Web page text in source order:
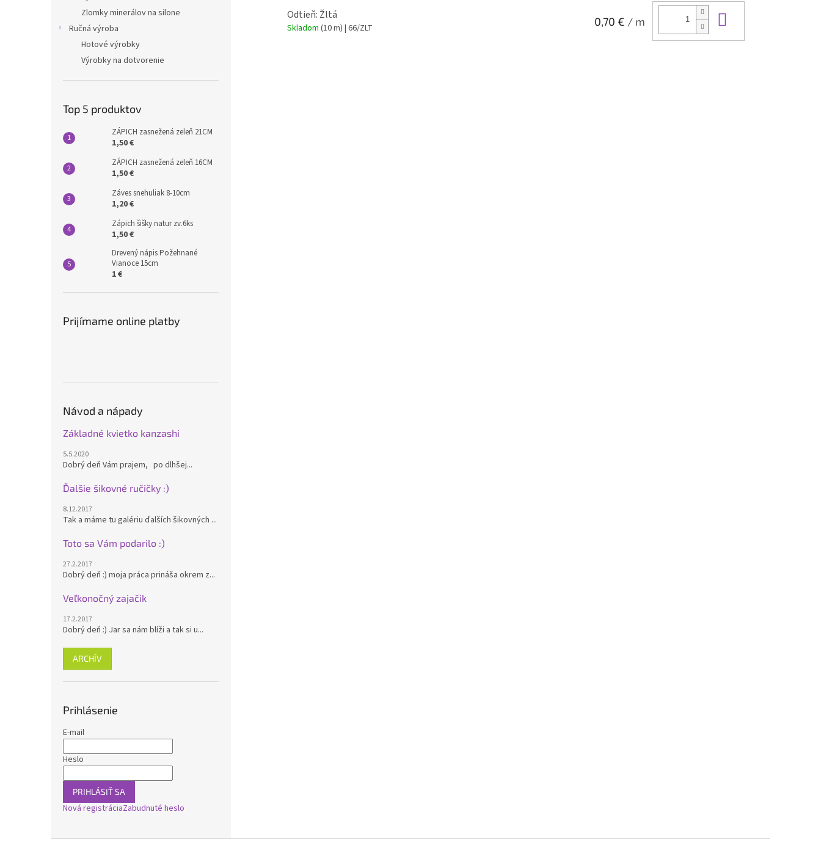
Zlomky minerálov na silone
Ručná výroba
Hotové výrobky
Výrobky na dotvorenie
Top 5 produktov
ZÁPICH zasnežená zeleň 21CM
1,50 €
ZÁPICH zasnežená zeleň 16CM
1,50 €
Záves snehuliak 8-10cm
1,20 €
Zápich šišky natur zv.6ks
1,50 €
Drevený nápis Požehnané
Vianoce 15cm
1 €
Prijímame online platby
Návod a nápady
Základné kvietko kanzashi
5.5.2020
Dobrý deň Vám prajem, po dlhšej...
Ďalšie šikovné ručičky :)
8.12.2017
Tak a máme tu galériu ďalších šikovných ...
Toto sa Vám podarilo :)
27.2.2017
Dobrý deň :) moja práca prináša okrem z...
Veľkonočný zajačik
17.2.2017
Dobrý deň :) Jar sa nám blíži a tak si u...
ARCHÍV
Prihlásenie
E-mail
Heslo
PRIHLÁSIŤ SA
Nová registráciaZabudnuté heslo
Odtieň: Žltá
Skladom (10 m) | 66/ZLT
0,70 € / m